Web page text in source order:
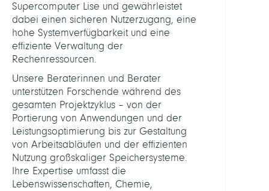
Supercomputer Lise und gewährleistet
dabei einen sicheren Nutzerzugang, eine
hohe Systemverfügbarkeit und eine
effiziente Verwaltung der
Rechenressourcen.
Unsere Beraterinnen und Berater
unterstützen Forschende während des
gesamten Projektzyklus – von der
Portierung von Anwendungen und der
Leistungsoptimierung bis zur Gestaltung
von Arbeitsabläufen und der effizienten
Nutzung großskaliger Speichersysteme.
Ihre Expertise umfasst die
Lebenswissenschaften, Chemie,